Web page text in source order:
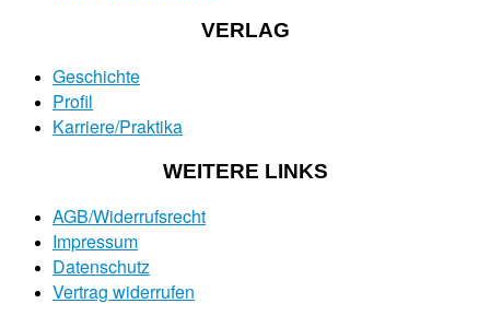
VERLAG
Geschichte
Profil
Karriere/Praktika
WEITERE LINKS
AGB/Widerrufsrecht
Impressum
Datenschutz
Vertrag widerrufen